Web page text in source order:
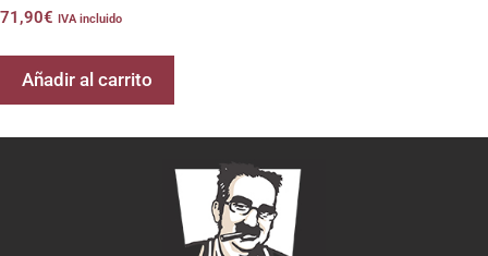
71,90€ IVA incluido
Añadir al carrito